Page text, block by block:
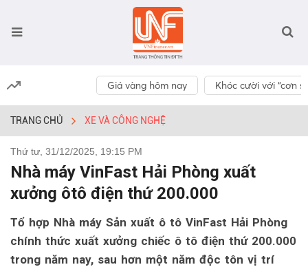
Giá vàng hôm nay Khóc cười với “cơn
TRANG CHỦ XE VÀ CÔNG NGHỆ
Thứ tư, 31/12/2025, 19:15 PM
Nhà máy VinFast Hải Phòng xuất
xưởng ôtô điện thứ 200.000
Tổ hợp Nhà máy Sản xuất ô tô VinFast Hải Phòng
chính thức xuất xưởng chiếc ô tô điện thứ 200.000
trong năm nay, sau hơn một năm độc tôn vị trí